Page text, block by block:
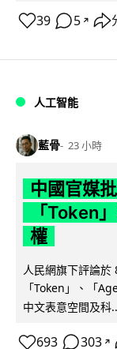
39 5 ↗
人工智能
藍骨 23 小時
中國官媒
「Token
權
人民網旗下評論於
「Token」、「
中文表意空間及科
693 303 ↗